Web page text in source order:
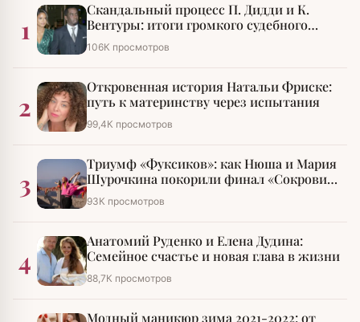
1
Скандальный процесс П. Дидди и К.
Вентуры: итоги громкого судебного
разбирательства
106К просмотров
2
Откровенная история Натальи Фриске:
путь к материнству через испытания
99,4К просмотров
3
Триумф «Фуксиков»: как Нюша и Мария
Шурочкина покорили финал «Сокровищ
императора»
93К просмотров
4
Анатомий Руденко и Елена Дудина:
Семейное счастье и новая глава в жизни
88,7К просмотров
Модный маникюр зима 2021-2022: от